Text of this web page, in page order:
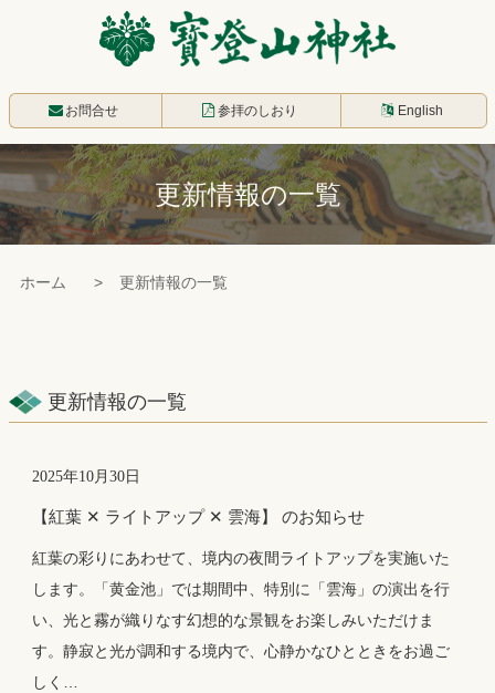
本
文
へ
寳登山神社
お問合せ 参拝のしおり English
更新情報の一覧
ホーム 更新情報の一覧
更新情報の一覧
2025年10月30日
【紅葉 ✕ ライトアップ ✕ 雲海】 のお知らせ
紅葉の彩りにあわせて、境内の夜間ライトアップを実施いた
します。「黄金池」では期間中、特別に「雲海」の演出を行
い、光と霧が織りなす幻想的な景観をお楽しみいただけま
す。静寂と光が調和する境内で、心静かなひとときをお過ご
しく…